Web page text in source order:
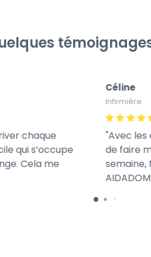
chaque
qui s’occupe
Cela me
Céline
Infirmière
Avec les
de faire
semaine,